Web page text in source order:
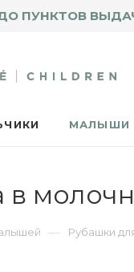
ПУНКТОВ
МАЛЫШИ
— Рубашки